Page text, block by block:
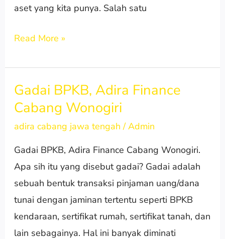
aset yang kita punya. Salah satu
Read More »
Gadai BPKB, Adira Finance
Cabang Wonogiri
adira cabang jawa tengah /Admin
Gadai BPKB, Adira Finance Cabang Wonogiri.
Apa sih itu yang disebut gadai? Gadai adalah
sebuah bentuk transaksi pinjaman uang/dana
tunai dengan jaminan tertentu seperti BPKB
kendaraan, sertifikat rumah, sertifikat tanah, dan
lain sebagainya. Hal ini banyak diminati
Gadai
BPKB,
Adira
Cabang
Wonogiri